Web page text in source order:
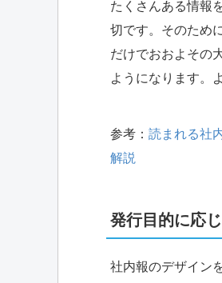
たくさんある情報
切です。そのため
だけでおおよその
ようになります。
参考： 読まれる社
解説
発行目的に応
社内報のデザイン